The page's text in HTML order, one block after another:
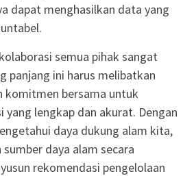
dapat menghasilkan data yang
semua pihak sangat
panjang ini harus melibatkan
komitmen bersama untuk
lengkap dan akurat. Dengan
daya dukung alam kita,
daya alam secara
rekomendasi pengelolaan